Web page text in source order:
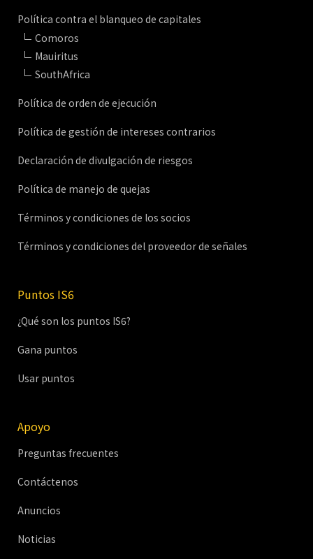
Política contra el blanqueo de capitales
Comoros
Mauiritus
SouthAfrica
Política de orden de ejecución
Política de gestión de intereses contrarios
Declaración de divulgación de riesgos
Política de manejo de quejas
Términos y condiciones de los socios
Términos y condiciones del proveedor de señales
Puntos IS6
¿Qué son los puntos IS6?
Gana puntos
Usar puntos
Apoyo
Preguntas frecuentes
Contáctenos
Anuncios
Noticias